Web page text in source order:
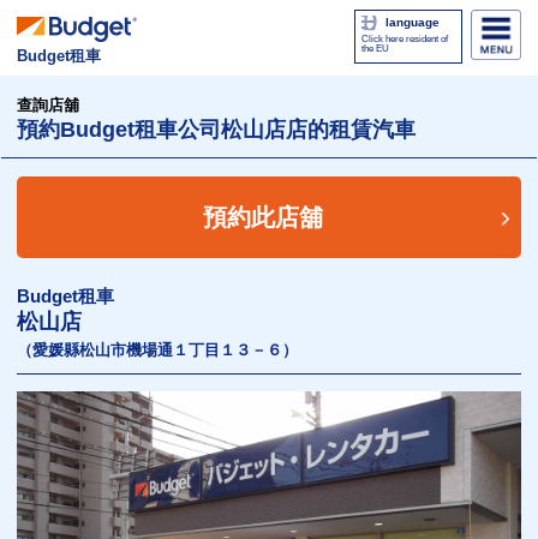
Budget租車
language
Click here resident of
the EU
查詢店舖
預約Budget租車公司松山店店的租賃汽車
預約此店舖
Budget租車
松山店
（愛媛縣松山市機場通１丁目１３－６）